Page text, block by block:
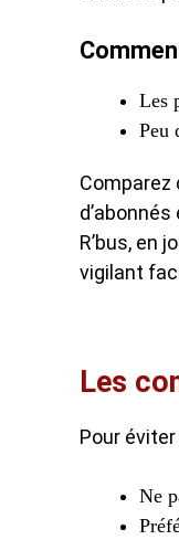
Les
Peu
Comparez
R’bus, en
vigilant
Les
Pour
Ne